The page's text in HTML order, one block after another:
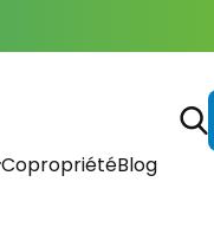
CopropriétéBlog